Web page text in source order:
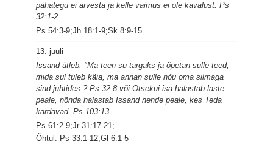
pahategu ei arvesta ja kelle vaimus ei ole kavalust. Ps
32:1-2
Ps 54:3-9;Jh 18:1-9;Sk 8:9-15
13. juuli
Issand ütleb: "Ma teen su targaks ja õpetan sulle teed,
mida sul tuleb käia, ma annan sulle nõu oma silmaga
sind juhtides.? Ps 32:8 või Otsekui isa halastab laste
peale, nõnda halastab Issand nende peale, kes Teda
kardavad. Ps 103:13
Ps 61:2-9;Jr 31:17-21;
Õhtul: Ps 33:1-12;Gl 6:1-5